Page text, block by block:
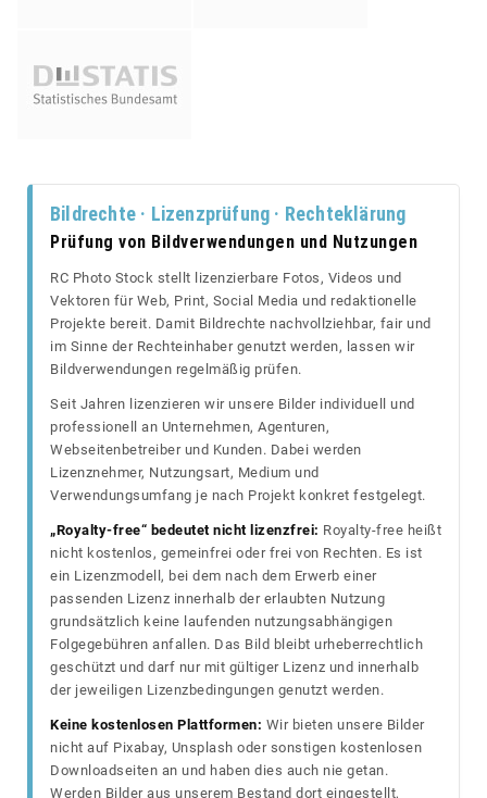
Bildrechte · Lizenzprüfung · Rechteklärung
Prüfung von Bildverwendungen und Nutzungen
RC Photo Stock stellt lizenzierbare Fotos, Videos und
Vektoren für Web, Print, Social Media und redaktionelle
Projekte bereit. Damit Bildrechte nachvollziehbar, fair und
im Sinne der Rechteinhaber genutzt werden, lassen wir
Bildverwendungen regelmäßig prüfen.
Seit Jahren lizenzieren wir unsere Bilder individuell und
professionell an Unternehmen, Agenturen,
Webseitenbetreiber und Kunden. Dabei werden
Lizenznehmer, Nutzungsart, Medium und
Verwendungsumfang je nach Projekt konkret festgelegt.
„Royalty-free“ bedeutet nicht lizenzfrei: Royalty-free heißt
nicht kostenlos, gemeinfrei oder frei von Rechten. Es ist
ein Lizenzmodell, bei dem nach dem Erwerb einer
passenden Lizenz innerhalb der erlaubten Nutzung
grundsätzlich keine laufenden nutzungsabhängigen
Folgegebühren anfallen. Das Bild bleibt urheberrechtlich
geschützt und darf nur mit gültiger Lizenz und innerhalb
der jeweiligen Lizenzbedingungen genutzt werden.
Keine kostenlosen Plattformen: Wir bieten unsere Bilder
nicht auf Pixabay, Unsplash oder sonstigen kostenlosen
Downloadseiten an und haben dies auch nie getan.
Werden Bilder aus unserem Bestand dort eingestellt,